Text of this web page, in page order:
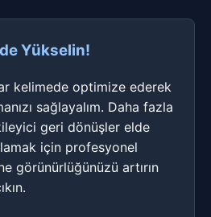
Yükselin!
kelimede optimize ederek
sağlayalım. Daha fazla
geri dönüşler elde
için profesyonel
görünürlüğünüzü artırın